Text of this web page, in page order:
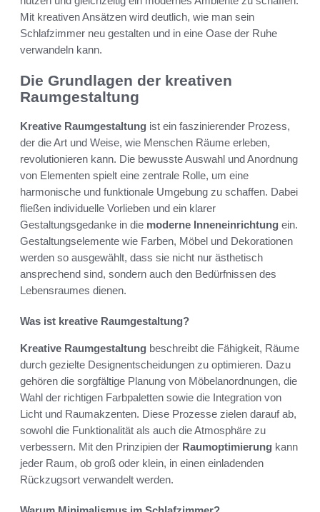
Mit kreativen Ansätzen wird deutlich, wie man sein
Schlafzimmer neu gestalten und in eine Oase der Ruhe
verwandeln kann.
Die Grundlagen der kreativen
Raumgestaltung
Kreative Raumgestaltung ist ein faszinierender Prozess,
der die Art und Weise, wie Menschen Räume erleben,
revolutionieren kann. Die bewusste Auswahl und Anordnung
von Elementen spielt eine zentrale Rolle, um eine
harmonische und funktionale Umgebung zu schaffen. Dabei
fließen individuelle Vorlieben und ein klarer
Gestaltungsgedanke in die moderne Inneneinrichtung ein.
Gestaltungselemente wie Farben, Möbel und Dekorationen
werden so ausgewählt, dass sie nicht nur ästhetisch
ansprechend sind, sondern auch den Bedürfnissen des
Lebensraumes dienen.
Was ist kreative Raumgestaltung?
Kreative Raumgestaltung beschreibt die Fähigkeit, Räume
durch gezielte Designentscheidungen zu optimieren. Dazu
gehören die sorgfältige Planung von Möbelanordnungen, die
Wahl der richtigen Farbpaletten sowie die Integration von
Licht und Raumakzenten. Diese Prozesse zielen darauf ab,
sowohl die Funktionalität als auch die Atmosphäre zu
verbessern. Mit den Prinzipien der Raumoptimierung kann
jeder Raum, ob groß oder klein, in einen einladenden
Rückzugsort verwandelt werden.